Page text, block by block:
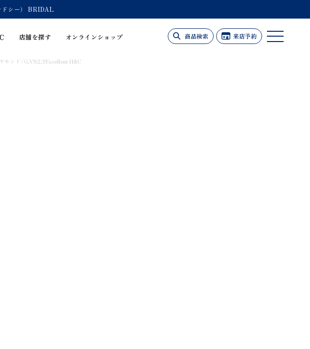
ドシー） BRIDAL
店舗を探す オンラインショップ 商品検索 来店予約
モンド/G,VS2,3Excellent H&C